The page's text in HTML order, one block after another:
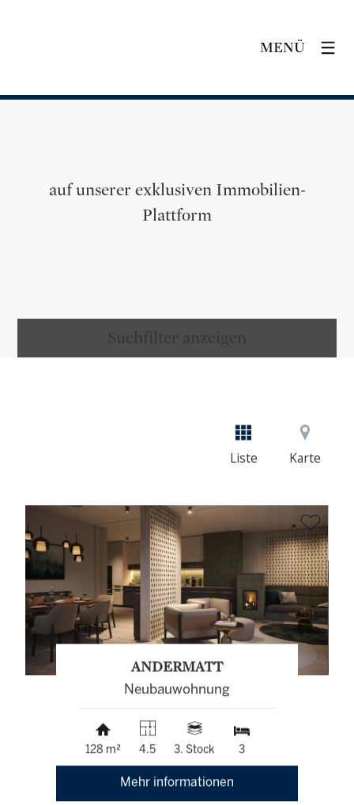
MENÜ
auf unserer exklusiven Immobilien-
Plattform
Suchfilter anzeigen
Liste Karte
ANDERMATT
Neubauwohnung
128 m² 4.5 3. Stock 3
Mehr informationen